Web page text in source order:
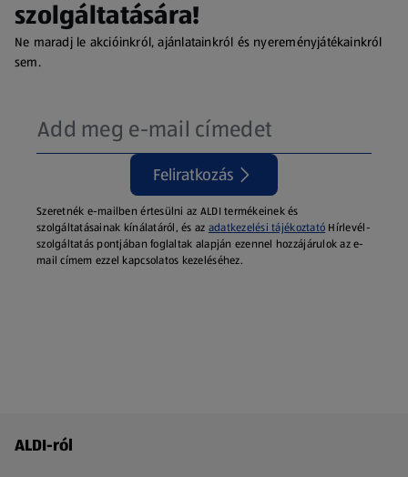
szolgáltatására!
Ne maradj le akcióinkról, ajánlatainkról és nyereményjátékainkról
sem.
Feliratkozás
Szeretnék e-mailben értesülni az ALDI termékeinek és
szolgáltatásainak kínálatáról, és az adatkezelési tájékoztató Hírlevél-
szolgáltatás pontjában foglaltak alapján ezennel hozzájárulok az e-
mail címem ezzel kapcsolatos kezeléséhez.
Láblécmenü - további linkek
ALDI-ról